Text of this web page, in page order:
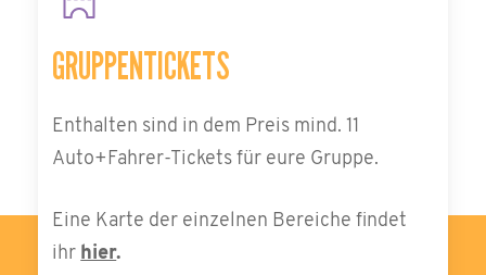
GRUPPENTICKETS
Enthalten sind in dem Preis mind. 11
Auto+Fahrer-Tickets für eure Gruppe.
Eine Karte der einzelnen Bereiche findet
ihrhier.